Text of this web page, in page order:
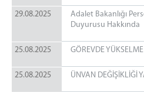
29.08.2025
Adalet Bakanlığı
Duyurusu Hakkında
25.08.2025 GÖREVDE
25.08.2025 ÜNVAN DEĞİŞİKLİĞİ